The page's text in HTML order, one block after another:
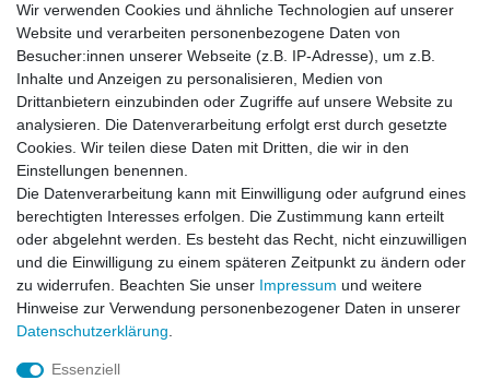
Wir verwenden Cookies und ähnliche Technologien auf unserer
Website und verarbeiten personenbezogene Daten von
Besucher:innen unserer Webseite (z.B. IP-Adresse), um z.B.
Inhalte und Anzeigen zu personalisieren, Medien von
Drittanbietern einzubinden oder Zugriffe auf unsere Website zu
analysieren. Die Datenverarbeitung erfolgt erst durch gesetzte
Cookies. Wir teilen diese Daten mit Dritten, die wir in den
Einstellungen benennen.
Die Datenverarbeitung kann mit Einwilligung oder aufgrund eines
berechtigten Interesses erfolgen. Die Zustimmung kann erteilt
oder abgelehnt werden. Es besteht das Recht, nicht einzuwilligen
und die Einwilligung zu einem späteren Zeitpunkt zu ändern oder
zu widerrufen. Beachten Sie unser Impressum und weitere
Hinweise zur Verwendung personenbezogener Daten in unserer
Daten­schutz­erklärung
Essenziell
Impressum Daten­schutz­erklärung AGB
Barrierefreiheitserklärung
Vertrag widerrufen Kontakt
Wir verwenden Cookies und ähnliche Technologien auf unserer
Website und verarbeiten personenbezogene Daten von
Besucher:innen unserer Webseite (z.B. IP-Adresse), um z.B.
Inhalte und Anzeigen zu personalisieren, Medien von
Drittanbietern einzubinden oder Zugriffe auf unsere Website zu
analysieren. Die Datenverarbeitung erfolgt erst durch gesetzte
Cookies. Wir teilen diese Daten mit Dritten, die wir in den
Einstellungen benennen.
Die Datenverarbeitung kann mit Einwilligung oder aufgrund eines
berechtigten Interesses erfolgen. Die Zustimmung kann erteilt
oder abgelehnt werden. Es besteht das Recht, nicht einzuwilligen
und die Einwilligung zu einem späteren Zeitpunkt zu ändern oder
zu widerrufen. Beachten Sie unser Impressum und weitere
Hinweise zur Verwendung personenbezogener Daten in unserer
Daten­schutz­erklärung
Essenziell
Impressum